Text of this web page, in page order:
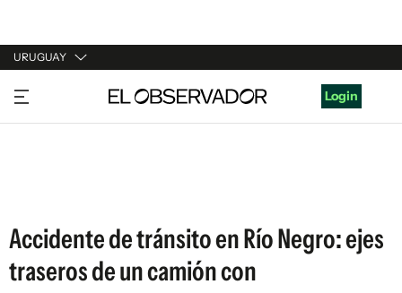
URUGUAY
URUGUAY
ARGENTINA
Login
Accidente de tránsito en Río Negro: ejes
traseros de un camión con